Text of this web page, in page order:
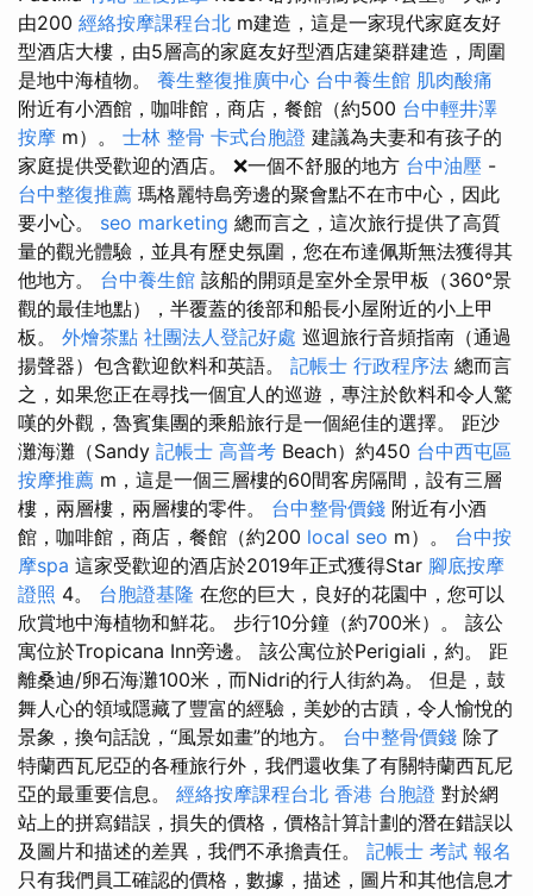
由200 經絡按摩課程台北 m建造，這是一家現代家庭友好
型酒店大樓，由5層高的家庭友好型酒店建築群建造，周圍
是地中海植物。 養生整復推廣中心 台中養生館 肌肉酸痛
附近有小酒館，咖啡館，商店，餐館（約500 台中輕井澤
按摩 m）。 士林 整骨 卡式台胞證 建議為夫妻和有孩子的
家庭提供受歡迎的酒店。 ❌一個不舒服的地方 台中油壓 -
台中整復推薦 瑪格麗特島旁邊的聚會點不在市中心，因此
要小心。 seo marketing 總而言之，這次旅行提供了高質
量的觀光體驗，並具有歷史氛圍，您在布達佩斯無法獲得其
他地方。 台中養生館 該船的開頭是室外全景甲板（360°景
觀的最佳地點），半覆蓋的後部和船長小屋附近的小上甲
板。 外燴茶點 社團法人登記好處 巡迴旅行音頻指南（通過
揚聲器）包含歡迎飲料和英語。 記帳士 行政程序法 總而言
之，如果您正在尋找一個宜人的巡遊，專注於飲料和令人驚
嘆的外觀，魯賓集團的乘船旅行是一個絕佳的選擇。 距沙
灘海灘（Sandy 記帳士 高普考 Beach）約450 台中西屯區
按摩推薦 m，這是一個三層樓的60間客房隔間，設有三層
樓，兩層樓，兩層樓的零件。 台中整骨價錢 附近有小酒
館，咖啡館，商店，餐館（約200 local seo m）。 台中按
摩spa 這家受歡迎的酒店於2019年正式獲得Star 腳底按摩
證照 4。 台胞證基隆 在您的巨大，良好的花園中，您可以
欣賞地中海植物和鮮花。 步行10分鐘（約700米）。 該公
寓位於Tropicana Inn旁邊。 該公寓位於Perigiali，約。 距
離桑迪/卵石海灘100米，而Nidri的行人街約為。 但是，鼓
舞人心的領域隱藏了豐富的經驗，美妙的古蹟，令人愉悅的
景象，換句話說，“風景如畫”的地方。 台中整骨價錢 除了
特蘭西瓦尼亞的各種旅行外，我們還收集了有關特蘭西瓦尼
亞的最重要信息。 經絡按摩課程台北 香港 台胞證 對於網
站上的拼寫錯誤，損失的價格，價格計算計劃的潛在錯誤以
及圖片和描述的差異，我們不承擔責任。 記帳士 考試 報名
只有我們員工確認的價格，數據，描述，圖片和其他信息才